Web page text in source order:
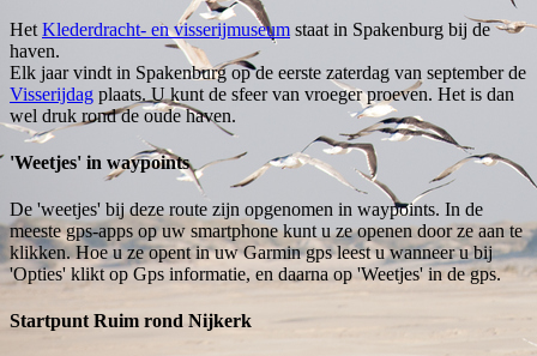
Het Klederdracht- en visserijmuseum staat in Spakenburg bij de
haven.
Elk jaar vindt in Spakenburg op de eerste zaterdag van september de
Visserijdag plaats. U kunt de sfeer van vroeger proeven. Het is dan
wel druk rond de oude haven.
'Weetjes' in waypoints
De 'weetjes' bij deze route zijn opgenomen in waypoints. In de
meeste gps-apps op uw smartphone kunt u ze openen door ze aan te
klikken. Hoe u ze opent in uw Garmin gps leest u wanneer u bij
'Opties' klikt op Gps informatie, en daarna op 'Weetjes' in de gps.
Startpunt Ruim rond Nijkerk